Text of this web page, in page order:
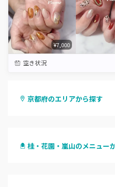
¥7,000
空き状況
京都府のエリアから探す
四条河原町・河原町三条
桂・花園・嵐山のメニュー